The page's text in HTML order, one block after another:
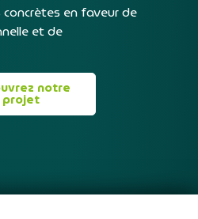
en faveur de
et de
notre
projet